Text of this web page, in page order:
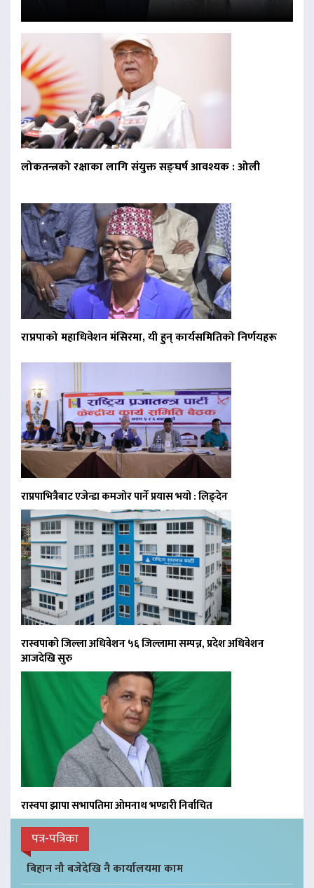
लोकतन्त्रको रक्षाका लागि संयुक्त सङ्घर्ष आवश्यक : ओली
राप्रपाको महाधिवेशन मंसिरमा, यी हुन् कार्यसमितिको निर्णयहरू
राप्रपाभित्रैबाट एजेन्डा कमजोर पार्ने प्रयास भयो : लिङ्देन
रास्वपाको जिल्ला अधिवेशन ५६ जिल्लामा सम्पन्न, प्रदेश अधिवेशन
आजदेखि सुरु
रास्वपा झापा सभापतिमा ओमनाथ भण्डारी निर्वाचित
पत्र-पत्रिका
बिहान नौ बजेदेखि नै कार्यालयमा काम